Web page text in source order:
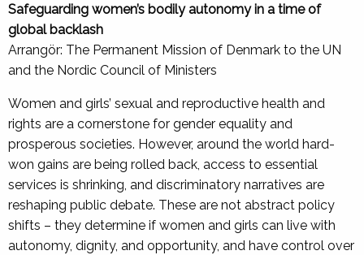
Safeguarding women’s bodily autonomy in a time of
global backlash
Arrangör: The Permanent Mission of Denmark to the UN
and the Nordic Council of Ministers
Women and girls’ sexual and reproductive health and
rights are a cornerstone for gender equality and
prosperous societies. However, around the world hard-
won gains are being rolled back, access to essential
services is shrinking, and discriminatory narratives are
reshaping public debate. These are not abstract policy
shifts – they determine if women and girls can live with
autonomy, dignity, and opportunity, and have control over